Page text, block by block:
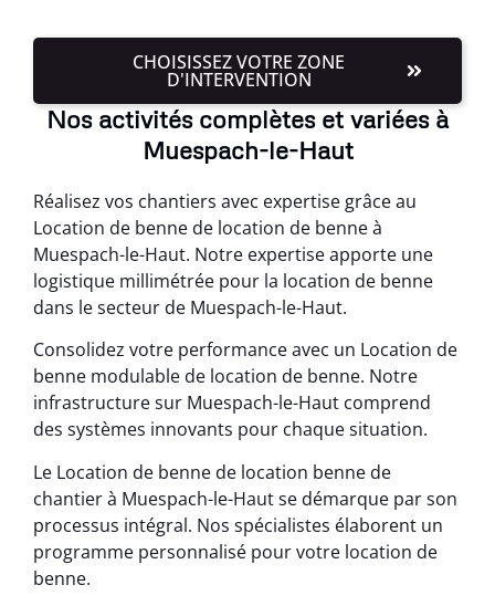
CHOISISSEZ VOTRE ZONE
D'INTERVENTION
Nos activités complètes et variées à
Muespach-le-Haut
Réalisez vos chantiers avec expertise grâce au
Location de benne de location de benne à
Muespach-le-Haut. Notre expertise apporte une
logistique millimétrée pour la location de benne
dans le secteur de Muespach-le-Haut.
Consolidez votre performance avec un Location de
benne modulable de location de benne. Notre
infrastructure sur Muespach-le-Haut comprend
des systèmes innovants pour chaque situation.
Le Location de benne de location benne de
chantier à Muespach-le-Haut se démarque par son
processus intégral. Nos spécialistes élaborent un
programme personnalisé pour votre location de
benne.